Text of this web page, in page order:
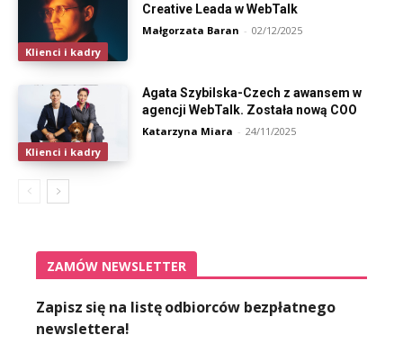
Klienci i kadry
Creative Leada w WebTalk
Małgorzata Baran - 02/12/2025
Klienci i kadry
Agata Szybilska-Czech z awansem w
agencji WebTalk. Została nową COO
Katarzyna Miara - 24/11/2025
ZAMÓW NEWSLETTER
Zapisz się na listę odbiorców bezpłatnego
newslettera!